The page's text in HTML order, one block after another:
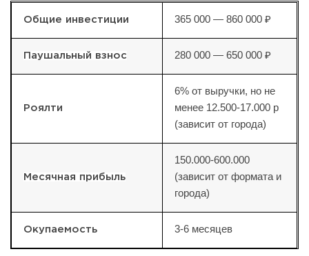
Общие инвестиции 365 000 — 860 000 ₽
Паушальный взнос 280 000 — 650 000 ₽
Роялти
6% от выручки, но не
менее 12.500-17.000 р
(зависит от города)
Месячная прибыль
150.000-600.000
(зависит от формата и
города)
Окупаемость 3-6 месяцев